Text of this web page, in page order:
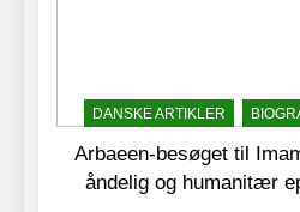
DANSKE ARTIKLER
Arbaeen-besøget til
åndelig og humanitær epik v/